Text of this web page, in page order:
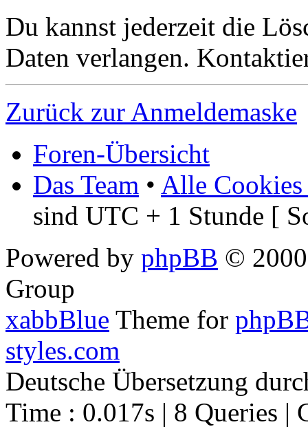
Du kannst jederzeit die
Daten verlangen.
Zurück zur Anmeldemaske
Foren-Übersicht
Das Team • Alle Cookies
sind UTC + 1 Stunde [
Powered by phpBB ©
Group
xabbBlue Theme for
styles.com
Deutsche Übersetzung
Time : 0.017s | 8 Queries |